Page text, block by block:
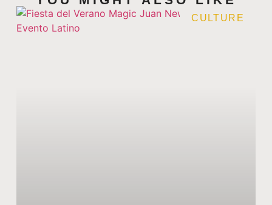
CULTURE